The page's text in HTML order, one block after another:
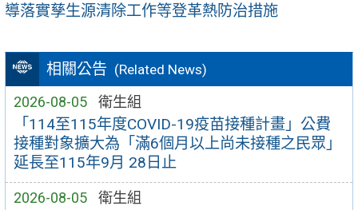
相關公告 (Related News)
2026-08-05 衛生組
「114至115年度COVID-19疫苗接種計畫」公費
接種對象擴大為「滿6個月以上尚未接種之民眾」
延長至115年9月 28日止
2026-08-05 衛生組
導落實孳生源清除工作等登革熱防治措施